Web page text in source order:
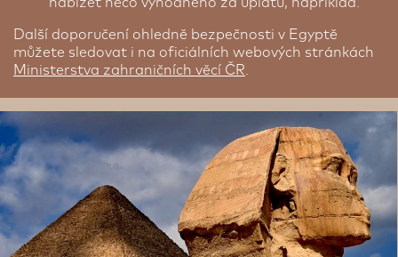
Další doporučení ohledně bezpečnosti v Egyptě
můžete sledovat i na oficiálních webových stránkách
Ministerstva zahraničních věcí ČR